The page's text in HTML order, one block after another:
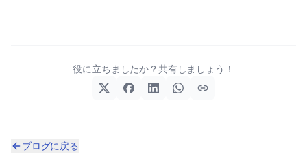
役に立ちましたか？共有しましょう！
ブログに戻る